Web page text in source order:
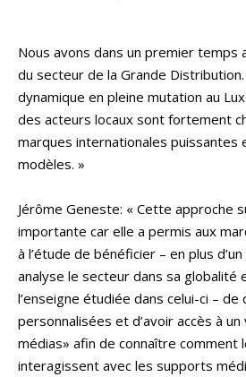
Nous avons dans un premier temps
du secteur de la Grande
dynamique en pleine mutation au
des acteurs locaux sont fortement
marques internationales puissantes
modèles. »
Jérôme Geneste: « Cette approche
importante car elle a permis aux
à l’étude de bénéficier – en plus
analyse le secteur dans sa globalité
l’enseigne étudiée dans celui-ci – de
personnalisées et d’avoir accès à
médias» afin de connaître comment
interagissent avec les supports